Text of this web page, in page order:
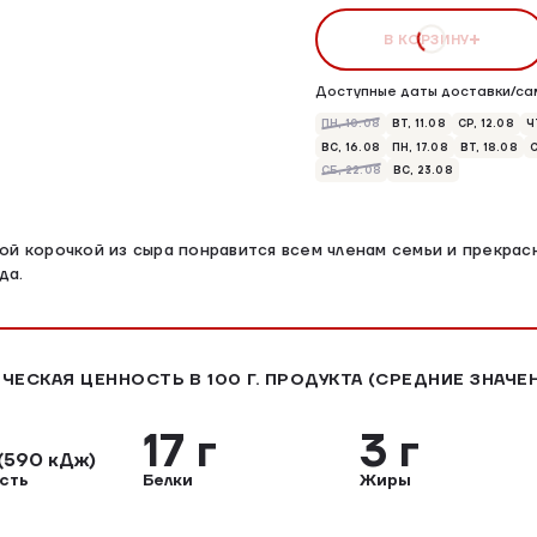
Доступные даты доставки/
ПН, 10.08 ВТ, 11.08 СР, 12.08
ВС, 16.08
ПН, 17.08 ВТ, 18.08
СБ, 22.08
ВС, 23.08
В КОРЗИНУ
корочкой из сыра понравится всем членам семьи и
ЦЕННОСТЬ В 100 Г. ПРОДУКТА (СРЕДНИЕ
кДж) 17 г
Белки
3 г
Жиры